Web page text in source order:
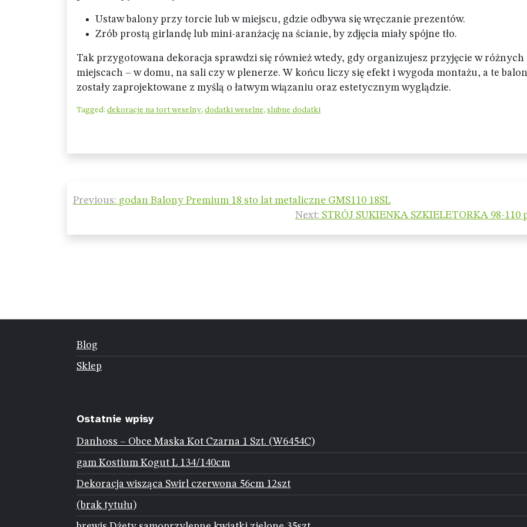
Ustaw balony przy torcie lub w miejscu, gdzie odbywa się wręczanie prezentów.
Zrób prostą girlandę lub mini-aranżację na ścianie, by zdjęcia miały spójne tło.
Tak przygotowana dekoracja sprawdzi się również wtedy, gdy organizujesz przyjęcie w różnych
miejscach – w domu, na sali czy w plenerze. W końcu liczy się efekt i wygoda montażu, a te
zostały zaprojektowane z myślą o łatwym wiązaniu oraz estetycznym wyglądzie.
Tagged: dekoracje na tort weselny, dodatki weselne, slubne dodatki
Nawigacja
Previous: godan Balony Premium 18 sto lat metaliczne GMS110 18SL
Next: STRÓJ SUKIENKA SZKIELETORKA 98-110
Blog
Sklep
Ostatnie wpisy
Danhoss – Obce Maska Kot Czarna 1 Szt. (W6454C)
gam Kostium Kogut L 134/140cm
Dekoracja wisząca Swirl czerwona 56cm 12szt
(brak tytułu)